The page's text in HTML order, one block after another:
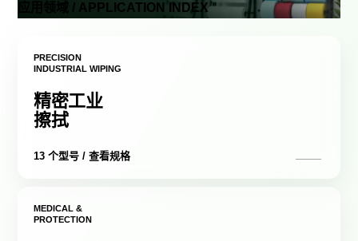
应用领域 / APPLICATION INDEX
PRECISION
INDUSTRIAL WIPING
精密工业
擦拭
13 个型号 / 查看规格
MEDICAL &
PROTECTION